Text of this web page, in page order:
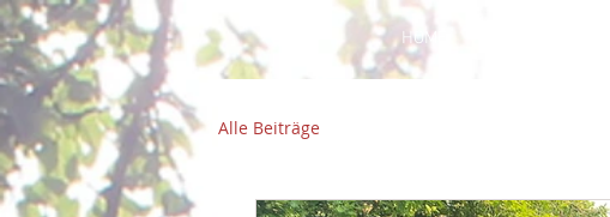
HOME
Alle Beiträge